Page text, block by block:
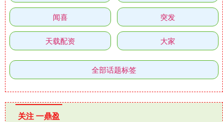
闻喜 突发
天载配资 大家
全部话题标签
关注 一鼎盈